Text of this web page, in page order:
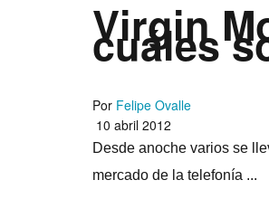
Virgin
cuáles
Por Felipe Ovalle
10 abril 2012
Desde anoche varios se
mercado de la telefoní­a ...